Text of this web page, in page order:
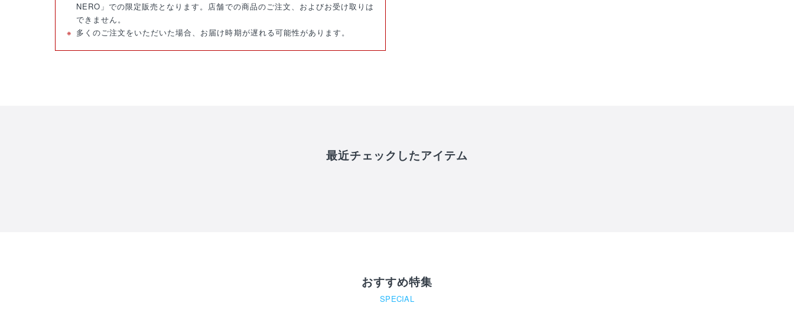
NERO」での限定販売となります。店舗での商品のご注文、およびお受け取りは
できません。
多くのご注文をいただいた場合、お届け時期が遅れる可能性があります。
最近チェックしたアイテム
おすすめ特集
SPECIAL